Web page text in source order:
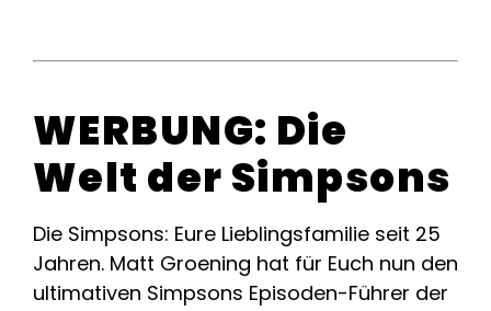
WERBUNG: Die
Welt der Simpsons
Die Simpsons: Eure Lieblingsfamilie seit 25
Jahren. Matt Groening hat für Euch nun den
ultimativen Simpsons Episoden-Führer der